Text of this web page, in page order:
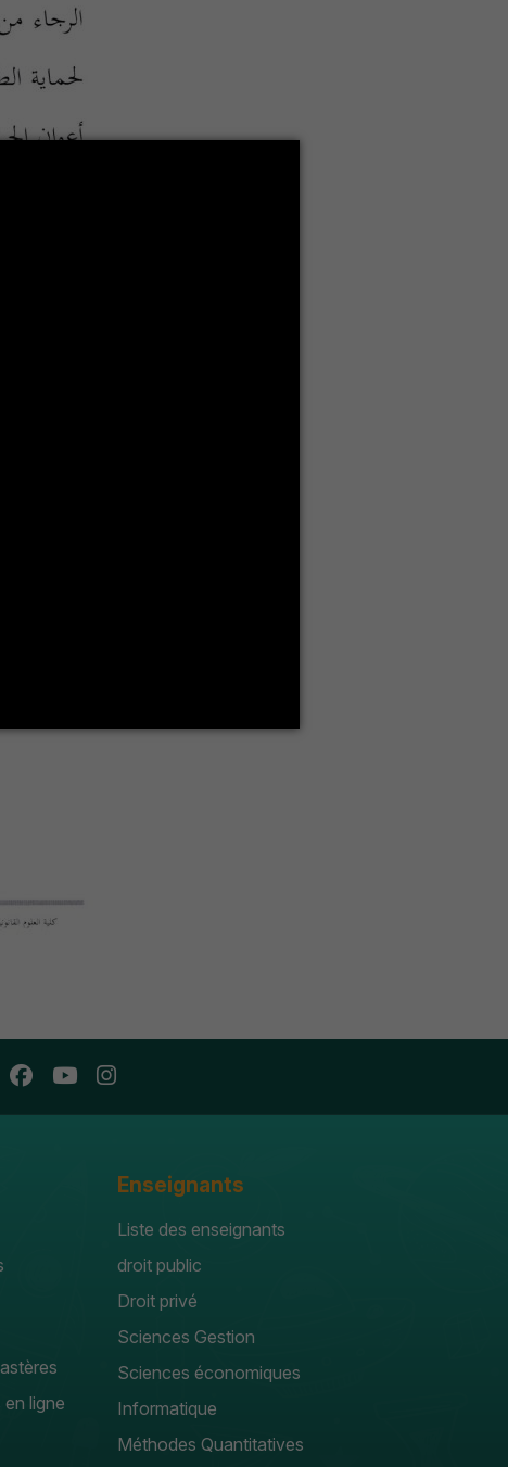
ligne
Enseignants
Liste des enseignants
droit public
Droit privé
Sciences Gestion
Sciences économiques
Informatique
Méthodes Quantitatives